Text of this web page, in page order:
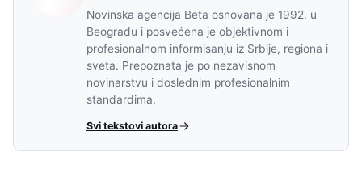
Novinska agencija Beta osnovana je 1992. u
Beogradu i posvećena je objektivnom i
profesionalnom informisanju iz Srbije, regiona i
sveta. Prepoznata je po nezavisnom
novinarstvu i doslednim profesionalnim
standardima.
Svi tekstovi autora